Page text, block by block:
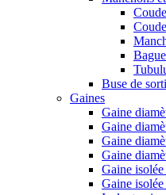
Buse de
Gaines
Gaine
Gaine
Gaine
Gaine
Gaine
Gaine